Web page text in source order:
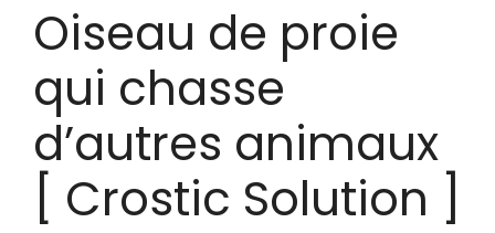
Oiseau de proie
qui chasse
d’autres animaux
[ Crostic Solution ]